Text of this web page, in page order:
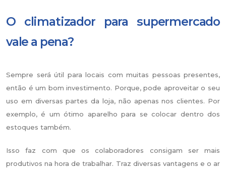
O climatizador para supermercado
vale a pena?
Sempre será útil para locais com muitas pessoas presentes,
então é um bom investimento. Porque, pode aproveitar o seu
uso em diversas partes da loja, não apenas nos clientes. Por
exemplo, é um ótimo aparelho para se colocar dentro dos
estoques também.
Isso faz com que os colaboradores consigam ser mais
produtivos na hora de trabalhar. Traz diversas vantagens e o ar